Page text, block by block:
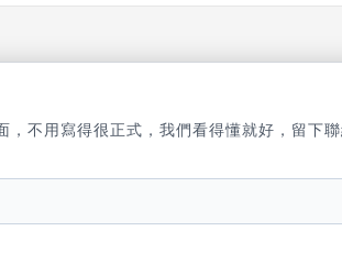
，不用寫得很正式，我們看得懂就好，留下